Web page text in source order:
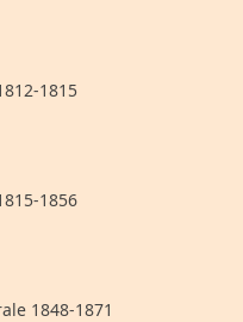
1815
1856
1848-1871